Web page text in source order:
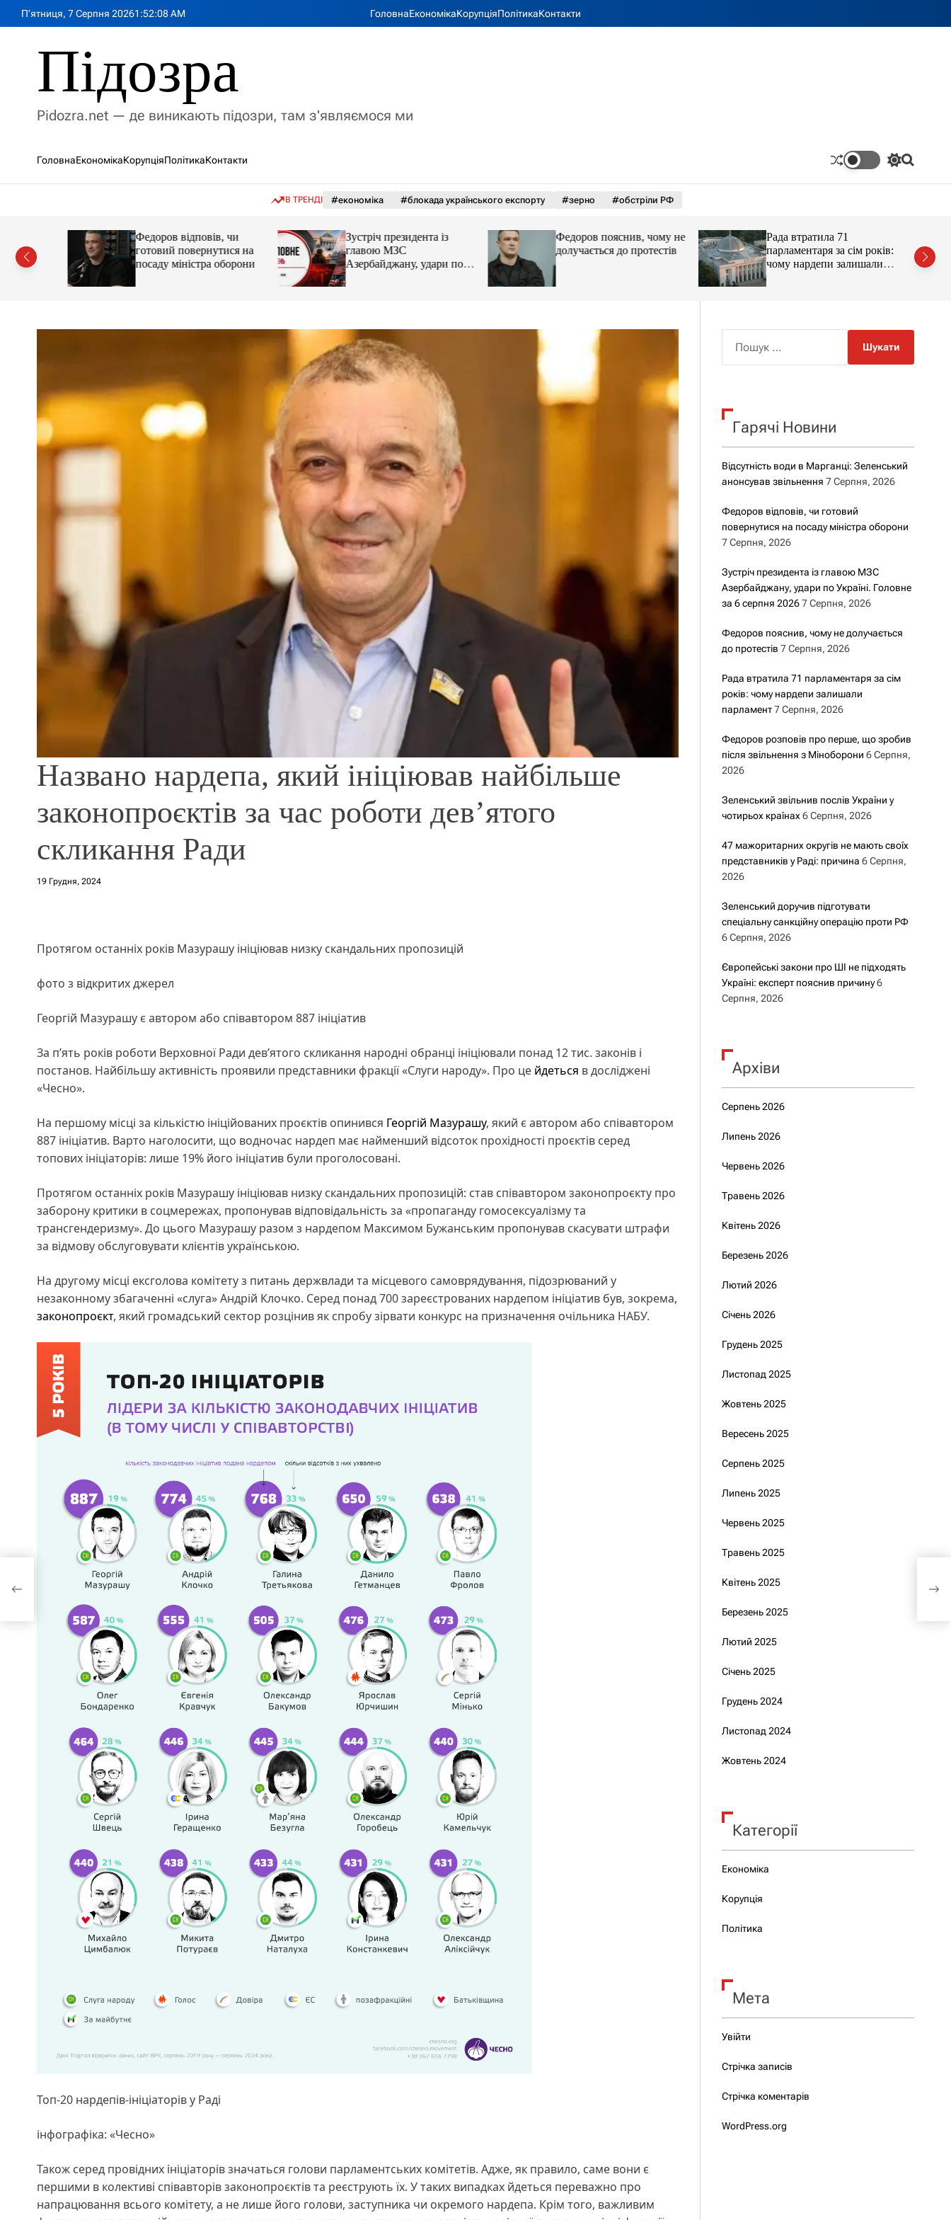
П’ятниця, 7 Серпня 20261 :52:10AM ГоловнаЕкономікаКорупціяПолітикаКонтакти
Підозра
Pidozra.net — де виникають підозри, там з'являємося ми
ГоловнаЕкономікаКорупціяПолітикаКонтакти
П
а
ч
р
о
у
П
В ТРЕНДІ #економіка #блокада українського експорту #зерно #обстріли РФ
Федоров відповів, чи
готовий повернутися на
посаду міністра оборони
Зустріч президента із
главою МЗС
Азербайджану, удари по
Україні. Головне за 6
серпня 2026
Федоров пояснив, чому не
долучається до протестів
Рада втратила 71
парламентаря за сім років:
чому нардепи залишали
парламент
Названо нардепа, який ініціював найбільше
законопроєктів за час роботи дев’ятого
скликання Ради
19 Грудня, 2024
Протягом останніх років Мазурашу ініціював низку скандальних пропозицій
фото з відкритих джерел
Георгій Мазурашу є автором або співавтором 887 ініціатив
За п’ять років роботи Верховної Ради дев’ятого скликання народні обранці ініціювали понад 12 тис. законів і
постанов. Найбільшу активність проявили представники фракції «Слуги народу». Про це йдеться в досліджені
«Чесно».
На першому місці за кількістю ініційованих проєктів опинився Георгій Мазурашу, який є автором або співавтором
887 ініціатив. Варто наголосити, що водночас нардеп має найменший відсоток прохідності проєктів серед
топових ініціаторів: лише 19% його ініціатив були проголосовані.
Протягом останніх років Мазурашу ініціював низку скандальних пропозицій: став співавтором законопроєкту про
заборону критики в соцмережах, пропонував відповідальність за «пропаганду гомосексуалізму та
трансгендеризму». До цього Мазурашу разом з нардепом Максимом Бужанським пропонував скасувати штрафи
за відмову обслуговувати клієнтів українською.
На другому місці ексголова комітету з питань держвлади та місцевого самоврядування, підозрюваний у
незаконному збагаченні «слуга» Андрій Клочко. Серед понад 700 зареєстрованих нардепом ініціатив був, зокрема,
законопроєкт, який громадський сектор розцінив як спробу зірвати конкурс на призначення очільника НАБУ.
Топ-20 нардепів-ініціаторів у Раді
інфографіка: «Чесно»
Також серед провідних ініціаторів значаться голови парламентських комітетів. Адже, як правило, саме вони є
першими в колективі співавторів законопроєктів та реєструють їх. У таких випадках йдеться переважно про
напрацювання всього комітету, а не лише його голови, заступника чи окремого нардепа. Крім того, важливим
к
Гарячі Новини
Відсутність води в Марганці: Зеленський
анонсував звільнення 7 Серпня, 2026
Федоров відповів, чи готовий
повернутися на посаду міністра оборони
7 Серпня, 2026
Зустріч президента із главою МЗС
Азербайджану, удари по Україні. Головне
за 6 серпня 2026 7 Серпня, 2026
Федоров пояснив, чому не долучається
до протестів 7 Серпня, 2026
Рада втратила 71 парламентаря за сім
років: чому нардепи залишали
парламент 7 Серпня, 2026
Федоров розповів про перше, що зробив
після звільнення з Міноборони 6 Серпня,
2026
Зеленський звільнив послів України у
чотирьох країнах 6 Серпня, 2026
47 мажоритарних округів не мають своїх
представників у Раді: причина 6 Серпня,
2026
Зеленський доручив підготувати
спеціальну санкційну операцію проти РФ
6 Серпня, 2026
Європейські закони про ШІ не підходять
Україні: експерт пояснив причину 6
Серпня, 2026
Архіви
Серпень 2026
Липень 2026
Червень 2026
Травень 2026
Квітень 2026
Березень 2026
Лютий 2026
Січень 2026
Грудень 2025
Листопад 2025
Жовтень 2025
Вересень 2025
Серпень 2025
Липень 2025
Червень 2025
Травень 2025
Квітень 2025
Березень 2025
Лютий 2025
Січень 2025
Грудень 2024
Листопад 2024
Жовтень 2024
Категорії
Економіка
Корупція
Політика
Мета
Увійти
Стрічка записів
Стрічка коментарів
WordPress.org